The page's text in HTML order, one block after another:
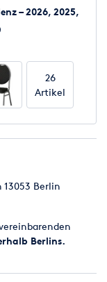
unseren anderen
– 2026, 2025,
26
Artikel
13053 Berlin
Berlins.